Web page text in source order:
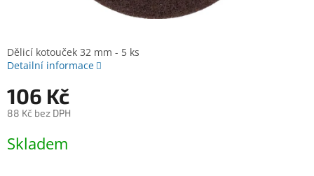
Dělicí kotouček 32 mm - 5 ks
Detailní informace
106 Kč
88 Kč bez DPH
cena:
Skladem